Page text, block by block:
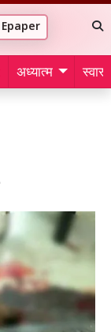
Epaper
अध्यात्म